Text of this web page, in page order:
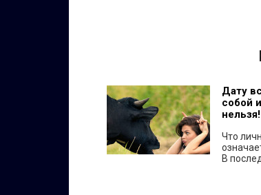
Дату
собой
Что
В